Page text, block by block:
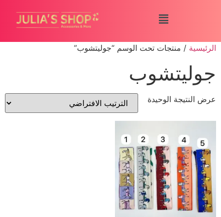
الرئيسية / منتجات تحت الوسم “جوليتشوب”
جوليتشوب
عرض النتيجة الوحيدة